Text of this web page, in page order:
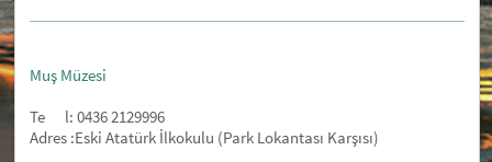
Muş Müzesi
Te l: 0436 2129996
Adres :Eski Atatürk İlkokulu (Park Lokantası Karşısı)